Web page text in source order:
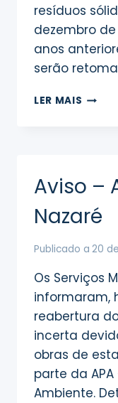
resíduos
dezembro
anos
serão
LER MAIS
Aviso –
Nazaré
Publicado a 20
Os Serviços
informaram,
reabertura
incerta
obras de
parte da
Ambiente.